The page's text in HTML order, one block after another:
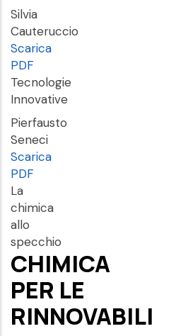
Silvia
Cauteruccio
Scarica
PDF
Tecnologie
Innovative
Pierfausto
Seneci
Scarica
PDF
La
chimica
allo
specchio
CHIMICA
PER LE
RINNOVABILI